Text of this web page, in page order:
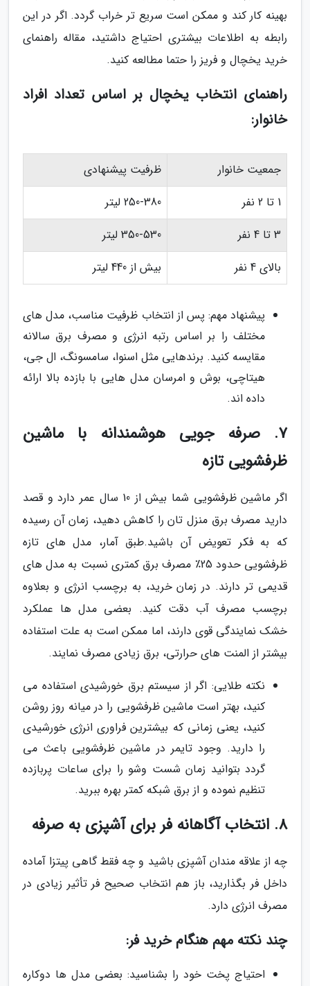
بهینه کار کند و ممکن است سریع تر خراب گردد. اگر در این
رابطه به اطلاعات بیشتری احتیاج داشتید، مقاله راهنمای
خرید یخچال و فریز را حتما مطالعه کنید.
راهنمای انتخاب یخچال بر اساس تعداد افراد
خانوار:
جمعیت خانوار
ظرفیت پیشنهادی
1 تا 2 نفر
250-380 لیتر
3 تا 4 نفر
350-530 لیتر
بالای 4 نفر
بیش از 440 لیتر
پیشنهاد مهم: پس از انتخاب ظرفیت مناسب، مدل های
مختلف را بر اساس رتبه انرژی و مصرف برق سالانه
مقایسه کنید. برندهایی مثل اسنوا، سامسونگ، ال جی،
هیتاچی، بوش و امرسان مدل هایی با بازده بالا ارائه
داده اند.
7. صرفه جویی هوشمندانه با ماشین
ظرفشویی تازه
اگر ماشین ظرفشویی شما بیش از 10 سال عمر دارد و قصد
دارید مصرف برق منزل تان را کاهش دهید، زمان آن رسیده
که به فکر تعویض آن باشید.طبق آمار، مدل های تازه
ظرفشویی حدود 25٪ مصرف برق کمتری نسبت به مدل های
قدیمی تر دارند. در زمان خرید، به برچسب انرژی و بعلاوه
برچسب مصرف آب دقت کنید. بعضی مدل ها عملکرد
خشک نمایندگی قوی دارند، اما ممکن است به علت استفاده
بیشتر از المنت های حرارتی، برق زیادی مصرف نمایند.
نکته طلایی: اگر از سیستم برق خورشیدی استفاده می
کنید، بهتر است ماشین ظرفشویی را در میانه روز روشن
کنید، یعنی زمانی که بیشترین فراوری انرژی خورشیدی
را دارید. وجود تایمر در ماشین ظرفشویی باعث می
گردد بتوانید زمان شست وشو را برای ساعات پربازده
تنظیم نموده و از برق شبکه کمتر بهره ببرید.
8. انتخاب آگاهانه فر برای آشپزی به صرفه
چه از علاقه مندان آشپزی باشید و چه فقط گاهی پیتزا آماده
داخل فر بگذارید، باز هم انتخاب صحیح فر تأثیر زیادی در
مصرف انرژی دارد.
چند نکته مهم هنگام خرید فر:
احتیاج پخت خود را بشناسید: بعضی مدل ها دوکاره